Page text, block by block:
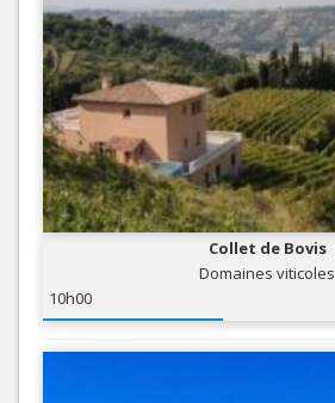
Collet de Bovis
Domaines viticoles
10h00